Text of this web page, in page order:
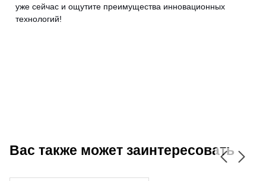
уже сейчас и ощутите преимущества инновационных
технологий!
Вас также может заинтересовать